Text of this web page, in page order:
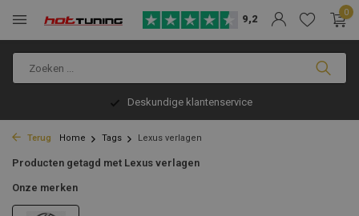
9,2
0
Deskundige klantenservice
Terug Home Tags Lexus verlagen
Producten getagd met Lexus verlagen
Onze merken